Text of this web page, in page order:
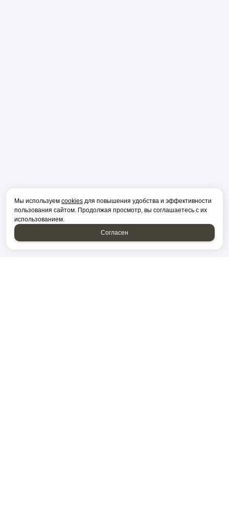
Мы используем cookies для повышения удобства и эффективности
пользования сайтом. Продолжая просмотр, вы соглашаетесь с их
использованием.
Согласен